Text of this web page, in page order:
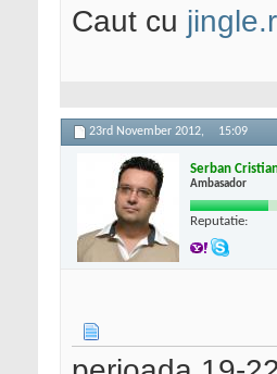
Caut cu
23rd November 2012, 15:09
Serban
Ambasador
Reputatie: